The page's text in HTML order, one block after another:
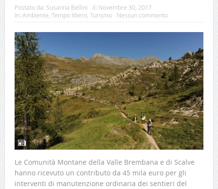
Postato da: Susanna Bellini il: Novembre 30, 2017
In: Ambiente, Tempo libero, Turismo Nessun commento
Le Comunità Montane della Valle Brembana e di Scalve
hanno ricevuto un contributo da 45 mila euro per gli
interventi di manutenzione ordinaria dei sentieri del